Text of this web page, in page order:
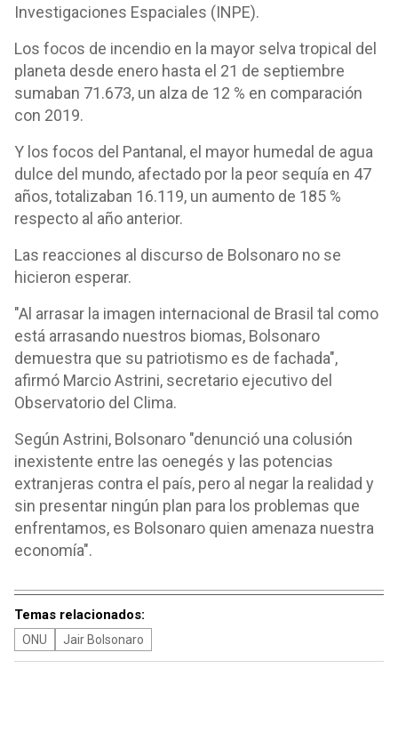
Investigaciones Espaciales (INPE).
Los focos de incendio en la mayor selva tropical del
planeta desde enero hasta el 21 de septiembre
sumaban 71.673, un alza de 12 % en comparación
con 2019.
Y los focos del Pantanal, el mayor humedal de agua
dulce del mundo, afectado por la peor sequía en 47
años, totalizaban 16.119, un aumento de 185 %
respecto al año anterior.
Las reacciones al discurso de Bolsonaro no se
hicieron esperar.
"Al arrasar la imagen internacional de Brasil tal como
está arrasando nuestros biomas, Bolsonaro
demuestra que su patriotismo es de fachada",
afirmó Marcio Astrini, secretario ejecutivo del
Observatorio del Clima.
Según Astrini, Bolsonaro "denunció una colusión
inexistente entre las oenegés y las potencias
extranjeras contra el país, pero al negar la realidad y
sin presentar ningún plan para los problemas que
enfrentamos, es Bolsonaro quien amenaza nuestra
economía".
Temas relacionados:
ONU Jair Bolsonaro